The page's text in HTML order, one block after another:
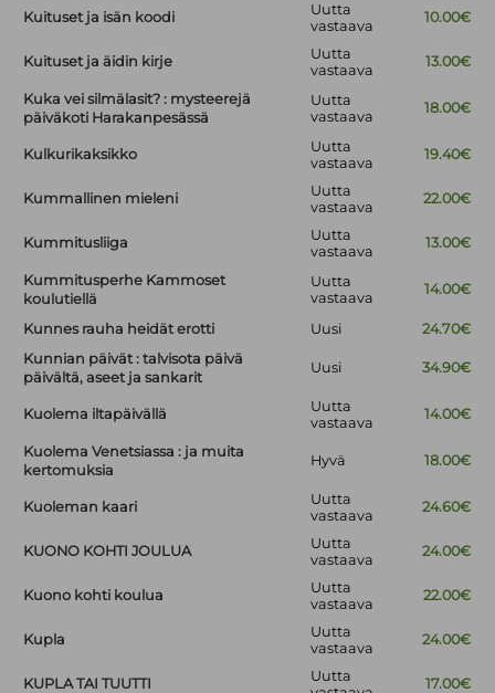
Kuituset ja isän koodi
Uutta
vastaava
10.00€
Kuituset ja äidin kirje
Uutta
vastaava
13.00€
Kuka vei silmälasit? : mysteerejä
päiväkoti Harakanpesässä
Uutta
vastaava
18.00€
Kulkurikaksikko
Uutta
vastaava
19.40€
Kummallinen mieleni
Uutta
vastaava
22.00€
Kummitusliiga
Uutta
vastaava
13.00€
Kummitusperhe Kammoset
koulutiellä
Uutta
vastaava
14.00€
Kunnes rauha heidät erotti Uusi
24.70€
Kunnian päivät : talvisota päivä
päivältä, aseet ja sankarit
Uusi 34.90€
Kuolema iltapäivällä
Uutta
vastaava
14.00€
Kuolema Venetsiassa : ja muita
kertomuksia
Hyvä 18.00€
Kuoleman kaari
Uutta
vastaava
24.60€
KUONO KOHTI JOULUA
Uutta
vastaava
24.00€
Kuono kohti koulua
Uutta
vastaava
22.00€
Kupla
Uutta
vastaava
24.00€
KUPLA TAI TUUTTI
Uutta
17.00€